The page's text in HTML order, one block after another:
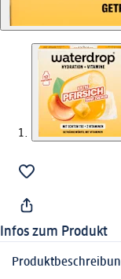
Infos zum Produkt